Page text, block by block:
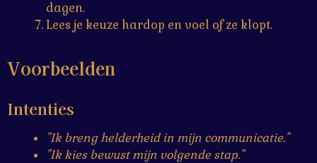
dagen.
Lees je keuze hardop en voel of ze klopt.
Voorbeelden
Intenties
"Ik breng helderheid in mijn communicatie."
"Ik kies bewust mijn volgende stap."